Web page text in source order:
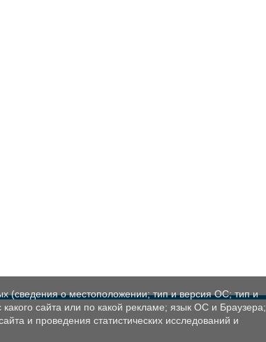
(сведения о местоположении; тип и версия ОС; тип и
сайта или по какой рекламе; язык ОС и Браузера;
и проведения статистических исследований и